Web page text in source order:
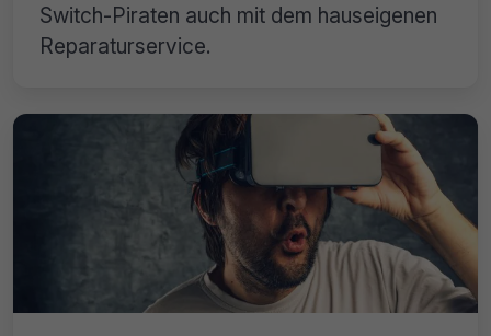
Switch-Piraten auch mit dem hauseigenen
Reparaturservice.